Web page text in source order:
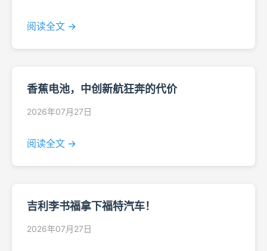
阅读全文 →
香蕉电池，中创新航狂奔的代价
2026年07月27日
阅读全文 →
吉利李书福拿下福特汽车！
2026年07月27日